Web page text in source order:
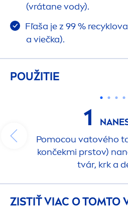
(vrátane vody).
Fľaša je z 99 %
a viečka).
POUŽITIE
1
Pomocou vatového
končekmi prstov)
tvár, krk a
ZISTIŤ VIAC O TOMTO